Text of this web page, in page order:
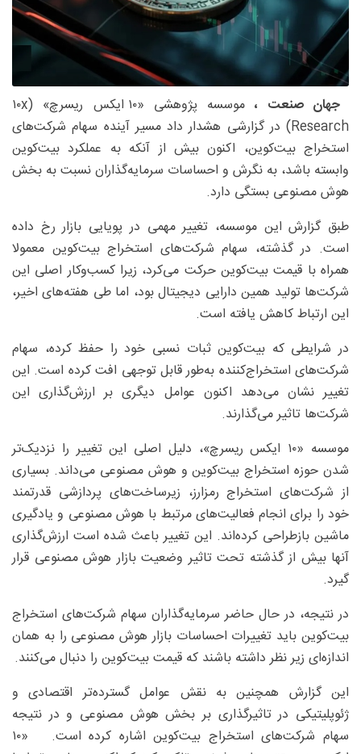
جهان صنعت ،
موسسه پژوهشی «۱۰ ایکس ریسرچ» (۱۰x
Research) در گزارشی هشدار داد مسیر آینده سهام شرکت‌های
استخراج بیت‌کوین، اکنون بیش از آنکه به عملکرد بیت‌کوین
وابسته باشد، به نگرش و احساسات سرمایه‌گذاران نسبت به بخش
هوش مصنوعی بستگی دارد.
طبق گزارش این موسسه، تغییر مهمی در پویایی بازار رخ داده
است. در گذشته، سهام شرکت‌های استخراج بیت‌کوین معمولا
همراه با قیمت بیت‌کوین حرکت می‌کرد، زیرا کسب‌وکار اصلی این
شرکت‌ها تولید همین دارایی دیجیتال بود، اما طی هفته‌های اخیر،
این ارتباط کاهش یافته است.
در شرایطی که بیت‌کوین ثبات نسبی خود را حفظ کرده، سهام
شرکت‌های استخراج‌کننده به‌طور قابل توجهی افت کرده است. این
تغییر نشان می‌دهد اکنون عوامل دیگری بر ارزش‌گذاری این
شرکت‌ها تاثیر می‌گذارند.
موسسه «۱۰ ایکس ریسرچ»، دلیل اصلی این تغییر را نزدیک‌تر
شدن حوزه استخراج بیت‌کوین و هوش مصنوعی می‌داند. بسیاری
از شرکت‌های استخراج رمزارز، زیرساخت‌های پردازشی قدرتمند
خود را برای انجام فعالیت‌های مرتبط با هوش مصنوعی و یادگیری
ماشین بازطراحی کرده‌اند. این تغییر باعث شده است ارزش‌گذاری
آنها بیش از گذشته تحت تاثیر وضعیت بازار هوش مصنوعی قرار
گیرد.
در نتیجه، در حال حاضر سرمایه‌گذاران سهام شرکت‌های استخراج
بیت‌کوین باید تغییرات احساسات بازار هوش مصنوعی را به همان
اندازه‌ای زیر نظر داشته باشند که قیمت بیت‌کوین را دنبال می‌کنند.
این گزارش همچنین به نقش عوامل گسترده‌تر اقتصادی و
ژئوپلیتیکی در تاثیرگذاری بر بخش هوش مصنوعی و در نتیجه
سهام شرکت‌های استخراج بیت‌کوین اشاره کرده است. «۱۰